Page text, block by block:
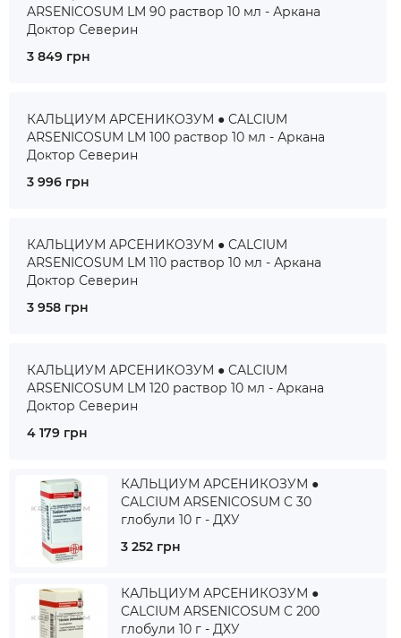
ARSENICOSUM LM 90 раствор 10 мл - Аркана
Доктор Северин
3 849 грн
КАЛЬЦИУМ АРСЕНИКОЗУМ ● CALCIUM
ARSENICOSUM LM 100 раствор 10 мл - Аркана
Доктор Северин
3 996 грн
КАЛЬЦИУМ АРСЕНИКОЗУМ ● CALCIUM
ARSENICOSUM LM 110 раствор 10 мл - Аркана
Доктор Северин
3 958 грн
КАЛЬЦИУМ АРСЕНИКОЗУМ ● CALCIUM
ARSENICOSUM LM 120 раствор 10 мл - Аркана
Доктор Северин
4 179 грн
КАЛЬЦИУМ АРСЕНИКОЗУМ ●
CALCIUM ARSENICOSUM C 30
глобули 10 г - ДХУ
3 252 грн
КАЛЬЦИУМ АРСЕНИКОЗУМ ●
CALCIUM ARSENICOSUM C 200
глобули 10 г - ДХУ